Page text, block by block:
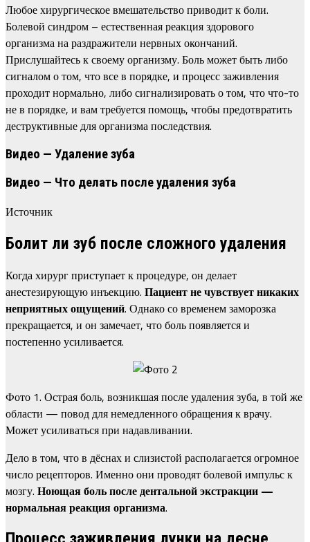
Любое хирургическое вмешательство приводит к боли.
Болевой синдром – естественная реакция здорового
организма на раздражители нервных окончаний.
Прислушайтесь к своему организму. Боль может быть либо
сигналом о том, что все в порядке, и процесс заживления
проходит нормально, либо сигнализировать о том, что что-то
не в порядке, и вам требуется помощь, чтобы предотвратить
деструктивные для организма последствия.
Видео — Удаление зуба
Видео — Что делать после удаления зуба
Источник
Болит ли зуб после сложного удаления
Когда хирург приступает к процедуре, он делает
анестезирующую инъекцию. Пациент не чувствует никаких
неприятных ощущений. Однако со временем заморозка
прекращается, и он замечает, что боль появляется и
постепенно усиливается.
Фото 1. Острая боль, возникшая после удаления зуба, в той же
области — повод для немедленного обращения к врачу.
Может усиливаться при надавливании.
Дело в том, что в дёснах и слизистой располагается огромное
число рецепторов. Именно они проводят болевой импульс к
мозгу. Ноющая боль после дентальной экстракции —
нормальная реакция организма.